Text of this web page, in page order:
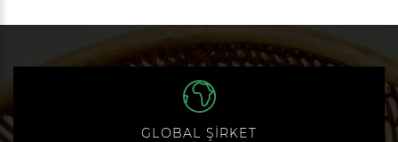
GLOBAL ŞİRKET